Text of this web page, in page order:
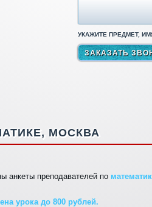
УКАЖИТЕ ПРЕДМЕТ,
МОСКВА
анкеты преподавателей по
урока до 800 рублей.